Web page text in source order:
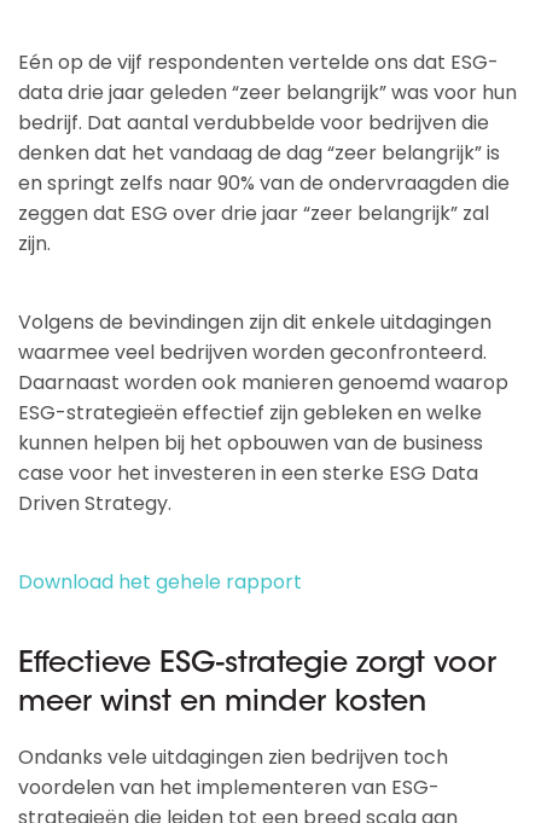
Eén op de vijf respondenten vertelde ons dat ESG-
data drie jaar geleden “zeer belangrijk” was voor hun
bedrijf. Dat aantal verdubbelde voor bedrijven die
denken dat het vandaag de dag “zeer belangrijk” is
en springt zelfs naar 90% van de ondervraagden die
zeggen dat ESG over drie jaar “zeer belangrijk” zal
zijn.
Volgens de bevindingen zijn dit enkele uitdagingen
waarmee veel bedrijven worden geconfronteerd.
Daarnaast worden ook manieren genoemd waarop
ESG-strategieën effectief zijn gebleken en welke
kunnen helpen bij het opbouwen van de business
case voor het investeren in een sterke ESG Data
Driven Strategy.
Download het gehele rapport
Effectieve ESG-strategie zorgt voor
meer winst en minder kosten
Ondanks vele uitdagingen zien bedrijven toch
voordelen van het implementeren van ESG-